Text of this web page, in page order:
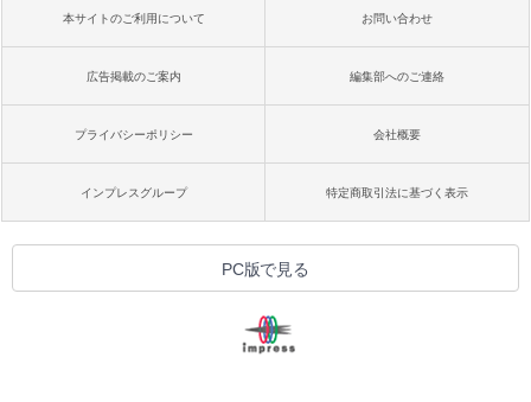
本サイトのご利用について お問い合わせ
広告掲載のご案内 編集部へのご連絡
プライバシーポリシー 会社概要
インプレスグループ 特定商取引法に基づく表示
PC版で見る